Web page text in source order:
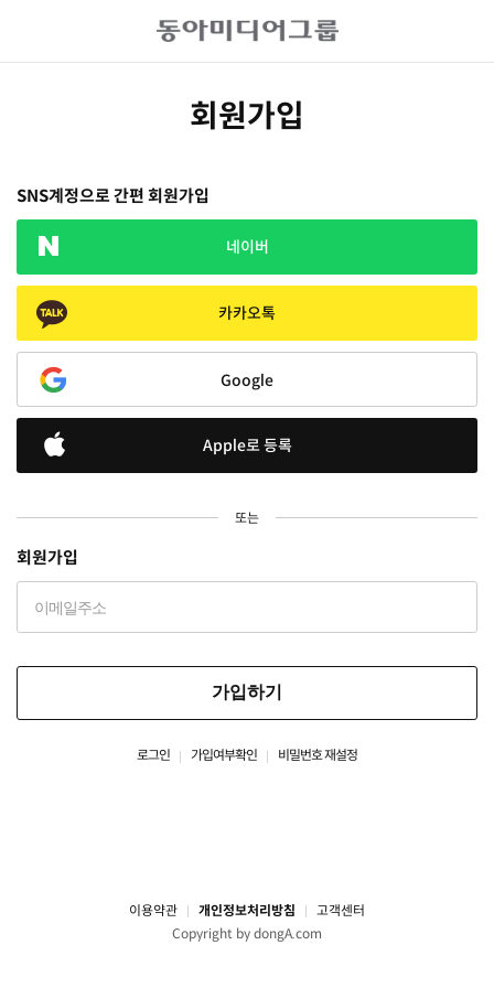
회원가입
SNS계정으로 간편 회원가입
네이버
카카오톡
Google
Apple로 등록
또는
회원가입
가입하기
로그인 가입여부확인 비밀번호 재설정
이용약관 개인정보처리방침
고객센터
Copyright by dongA.com